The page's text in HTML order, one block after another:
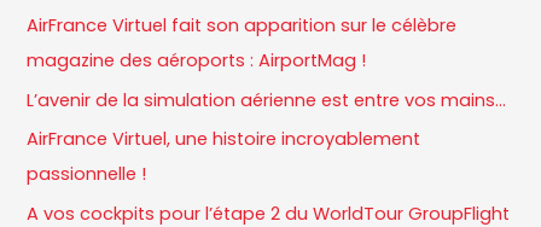
e
r
AirFrance Virtuel fait son apparition sur le célèbre
magazine des aéroports : AirportMag !
L’avenir de la simulation aérienne est entre vos mains…
AirFrance Virtuel, une histoire incroyablement
passionnelle !
A vos cockpits pour l’étape 2 du WorldTour GroupFlight